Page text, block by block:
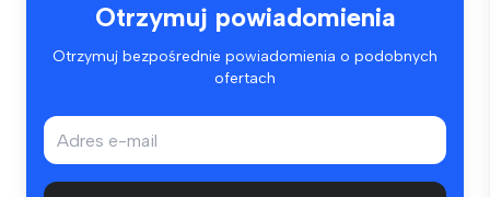
Otrzymuj powiadomienia
Otrzymuj bezpośrednie powiadomienia o podobnych
ofertach